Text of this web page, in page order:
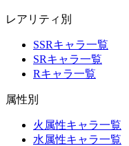
レアリティ別
SSRキャラ一覧
SRキャラ一覧
Rキャラ一覧
属性別
火属性キャラ一覧
水属性キャラ一覧